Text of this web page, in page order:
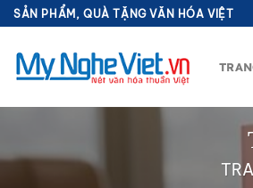
Bỏ
qua
nội
dung
SẢN PHẨM, QUÀ TẶNG VĂN HÓA VIỆT